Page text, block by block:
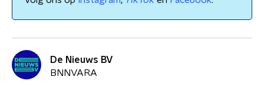
De Nieuws BV
BNNVARA